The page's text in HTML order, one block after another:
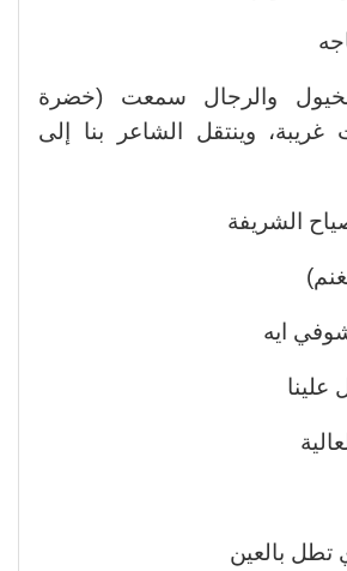
والرجال سمعت (خضرة
وينتقل الشاعر بنا إلى
الشريفة
ايه
بالعين